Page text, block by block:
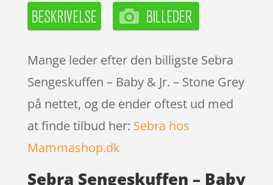
Mange leder efter den billigste Sebra
Sengeskuffen – Baby & Jr. – Stone Grey
på nettet, og de ender oftest ud med
at finde tilbud her: Sebra hos
Mammashop.dk
Sebra Sengeskuffen – Baby